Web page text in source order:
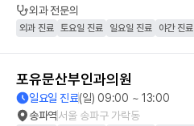
외과전문의
외과 진료 토요일 진료 일요일 진료 야간 진료
포유문산부인과의원
일요일 진료(일) 09:00 ~ 13:00
송파역서울 송파구 가락동